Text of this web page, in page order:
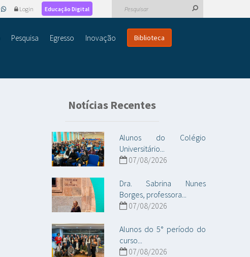
Login Educação Digital
Pesquisa Egresso Inovação Biblioteca
Notícias Recentes
Alunos do Colégio
Universitário...
07/08/2026
Dra. Sabrina Nunes
Borges, professora...
07/08/2026
Alunos do 5° período do
curso...
07/08/2026